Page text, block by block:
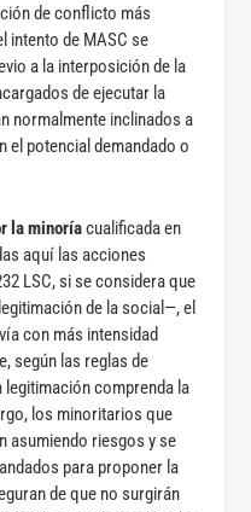
de conflicto más
intento de MASC se
a la interposición de la
de ejecutar la
normalmente inclinados a
el potencial demandado o
la minoríacualificada en
aquí las acciones
LSC, si se considera que
de la social—, el
con más intensidad
según las reglas de
legitimación comprenda la
los minoritarios que
asumiendo riesgos y se
para proponer la
de que no surgirán